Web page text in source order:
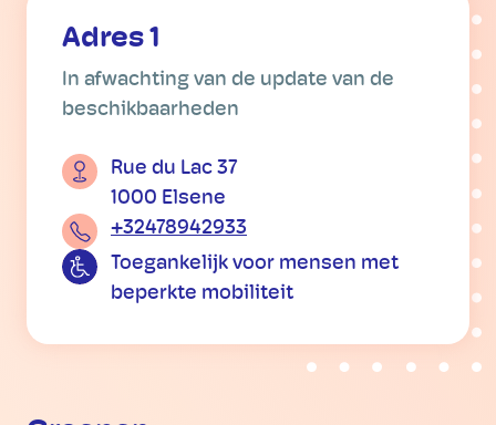
Adres 1
In afwachting van de update van de
beschikbaarheden
Rue du Lac 37
1000 Elsene
+32478942933
Toegankelijk voor mensen met
beperkte mobiliteit